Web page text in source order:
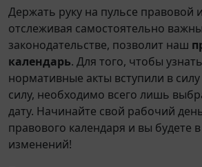
Держать руку на пульсе правовой
отслеживая самостоятельно
законодательстве, позволит наш
календарь. Для того, чтобы
нормативные акты вступили в
силу, необходимо всего лишь
дату. Начинайте свой рабочий
правового календаря и вы будете в
изменений!